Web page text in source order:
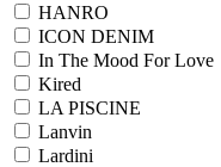
HANRO
ICON DENIM
In The Mood For Love
Kired
LA PISCINE
Lanvin
Lardini